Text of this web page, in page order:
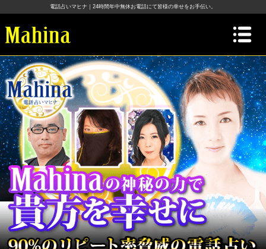
電話占いマヒナ｜24時間年中無休お電話にて皆様の幸せをお手伝い。